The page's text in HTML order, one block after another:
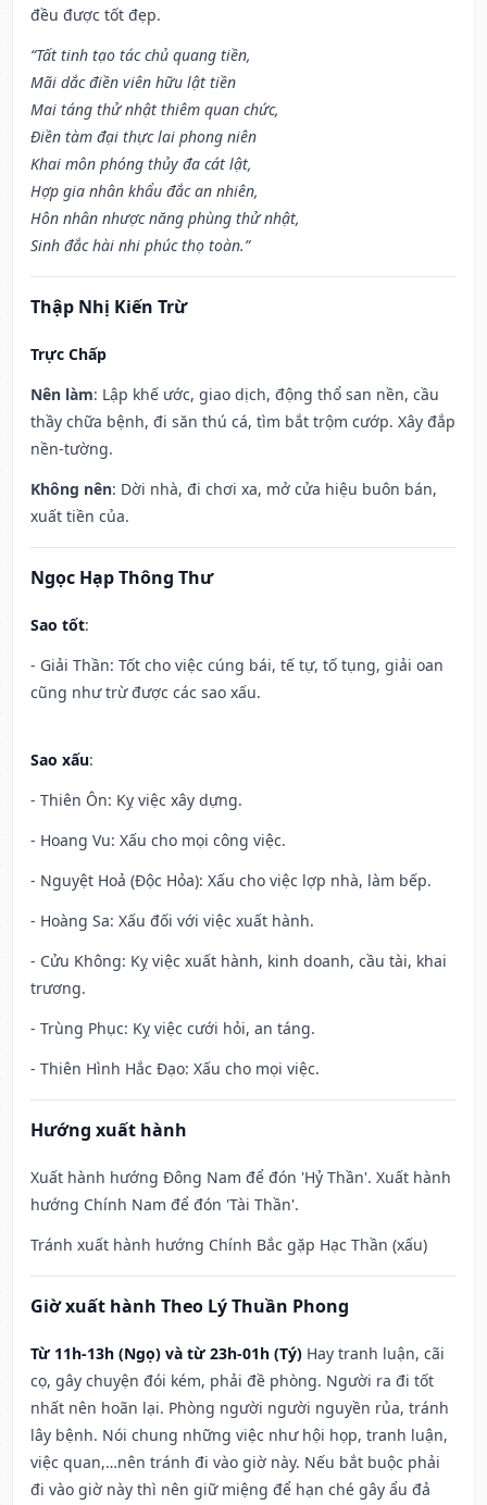
đều được tốt đẹp.
“Tất tinh tạo tác chủ quang tiền,
Mãi dắc điền viên hữu lật tiền
Mai táng thử nhật thiêm quan chức,
Điền tàm đại thực lai phong niên
Khai môn phóng thủy đa cát lật,
Hợp gia nhân khẩu đắc an nhiên,
Hôn nhân nhược năng phùng thử nhật,
Sinh đắc hài nhi phúc thọ toàn.”
Thập Nhị Kiến Trừ
Trực Chấp
Nên làm: Lập khế ước, giao dịch, động thổ san nền, cầu
thầy chữa bệnh, đi săn thú cá, tìm bắt trộm cướp. Xây đắp
nền-tường.
Không nên: Dời nhà, đi chơi xa, mở cửa hiệu buôn bán,
xuất tiền của.
Ngọc Hạp Thông Thư
Sao tốt:
- Giải Thần: Tốt cho việc cúng bái, tế tự, tố tụng, giải oan
cũng như trừ được các sao xấu.
Sao xấu:
- Thiên Ôn: Kỵ việc xây dựng.
- Hoang Vu: Xấu cho mọi công việc.
- Nguyệt Hoả (Độc Hỏa): Xấu cho việc lợp nhà, làm bếp.
- Hoàng Sa: Xấu đối với việc xuất hành.
- Cửu Không: Kỵ việc xuất hành, kinh doanh, cầu tài, khai
trương.
- Trùng Phục: Kỵ việc cưới hỏi, an táng.
- Thiên Hình Hắc Đạo: Xấu cho mọi việc.
Hướng xuất hành
Xuất hành hướng Đông Nam để đón 'Hỷ Thần'. Xuất hành
hướng Chính Nam để đón 'Tài Thần'.
Tránh xuất hành hướng Chính Bắc gặp Hạc Thần (xấu)
Giờ xuất hành Theo Lý Thuần Phong
Từ 11h-13h (Ngọ) và từ 23h-01h (Tý) Hay tranh luận, cãi
cọ, gây chuyện đói kém, phải đề phòng. Người ra đi tốt
nhất nên hoãn lại. Phòng người người nguyền rủa, tránh
lây bệnh. Nói chung những việc như hội họp, tranh luận,
việc quan,…nên tránh đi vào giờ này. Nếu bắt buộc phải
đi vào giờ này thì nên giữ miệng để hạn ché gây ẩu đả